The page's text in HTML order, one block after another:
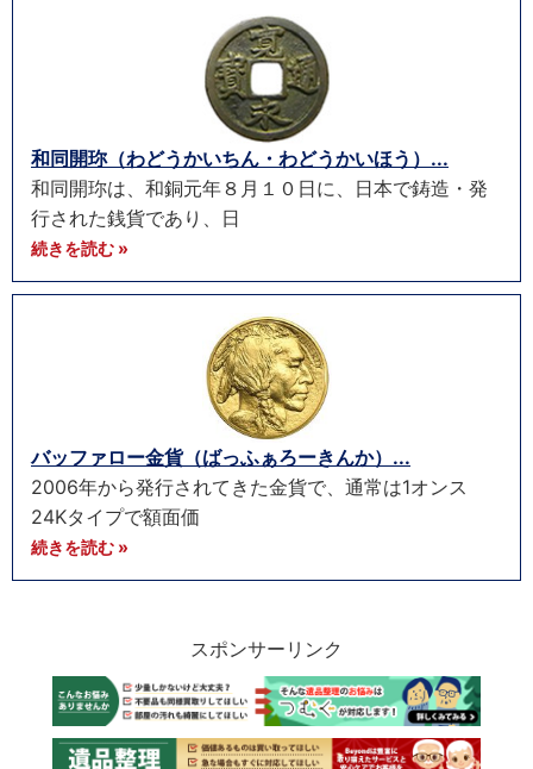
和同開珎（わどうかいちん・わどうかいほう）...
和同開珎は、和銅元年８月１０日に、日本で鋳造・発
行された銭貨であり、日
続きを読む »
バッファロー金貨（ばっふぁろーきんか）...
2006年から発行されてきた金貨で、通常は1オンス
24Kタイプで額面価
続きを読む »
スポンサーリンク